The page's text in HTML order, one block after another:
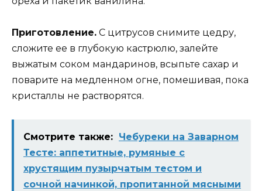
Приготовление. С цитрусов снимите цедру,
сложите ее в глубокую кастрюлю, залейте
выжатым соком мандаринов, всыпьте сахар и
поварите на медленном огне, помешивая, пока
кристаллы не растворятся.
Смотрите также: Чебуреки на Заварном
Тесте: аппетитные, румяные с
хрустящим пузырчатым тестом и
сочной начинкой, пропитанной мясными